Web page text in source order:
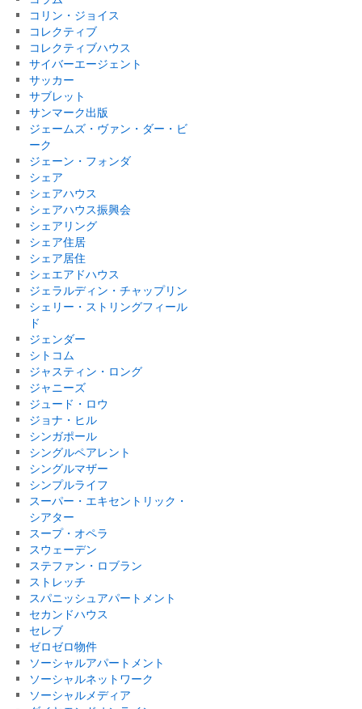
コリン・ジョイス
コレクティブ
コレクティブハウス
サイバーエージェント
サッカー
サブレット
サンマーク出版
ジェームズ・ヴァン・ダー・ビ
ーク
ジェーン・フォンダ
シェア
シェアハウス
シェアハウス振興会
シェアリング
シェア住居
シェア居住
シェエアドハウス
ジェラルディン・チャップリン
シェリー・ストリングフィール
ド
ジェンダー
シトコム
ジャスティン・ロング
ジャニーズ
ジュード・ロウ
ジョナ・ヒル
シンガポール
シングルペアレント
シングルマザー
シンプルライフ
スーパー・エキセントリック・
シアター
スープ・オペラ
スウェーデン
ステファン・ロブラン
ストレッチ
スパニッシュアパートメント
セカンドハウス
セレブ
ゼロゼロ物件
ソーシャルアパートメント
ソーシャルネットワーク
ソーシャルメディア